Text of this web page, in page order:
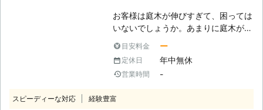
このように当然ですが安全第一の伐採
を続けているのです。これまで事故を
起こしたことはありません。ぜひとも
私たちに皆さまのご自宅の庭木もおま
かせください。 【マンションでの伐
採もおまかせください】 マンション
植えているところがあります。そこで
お客様は庭木が伸びすぎて、困っては
いないでしょうか。あまりに庭木が伸
んでしまい、苦情の原因になってしま
うこともあります。そんなときは、伐
採を視野に入れてみてはいかがでしょ
いて、処分を考えているお客様がいま
目安料金 ー
定休日 年中無休
営業時間 -
スピーディーな対応 経験豊富